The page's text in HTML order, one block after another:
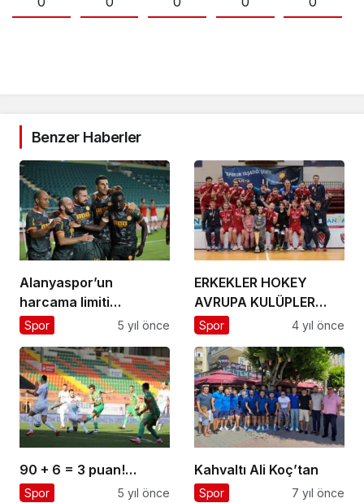
Benzer Haberler
Alanyaspor’un
harcama limiti
96.808.536 lira
Spor 5 yıl önce
ERKEKLER HOKEY
AVRUPA KULÜPLER
ŞAMPİYONU
ELEKTROSTAL TAKIMI
Spor 4 yıl önce
90 + 6 = 3 puan!…
Spor 5 yıl önce
Kahvaltı Ali Koç’tan
Spor 7 yıl önce